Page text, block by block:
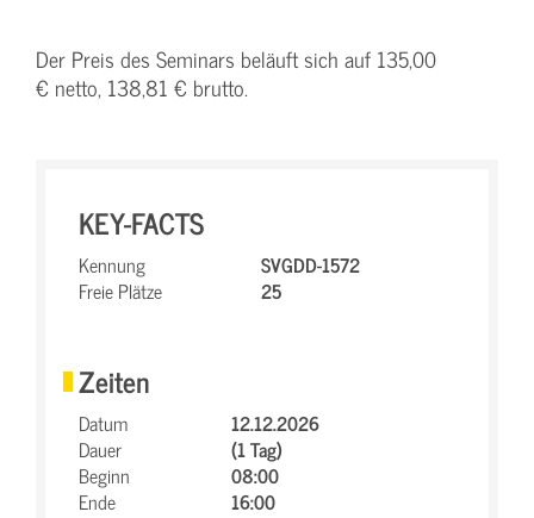
Der Preis des Seminars beläuft sich auf 135,00
€ netto, 138,81 € brutto.
KEY-FACTS
Kennung
SVGDD-1572
Freie Plätze
25
Zeiten
Datum
12.12.2026
Dauer
(1 Tag)
Beginn
08:00
Ende
16:00